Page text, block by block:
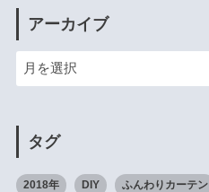
アーカイブ
タグ
2018年 DIY ふんわりカーテン